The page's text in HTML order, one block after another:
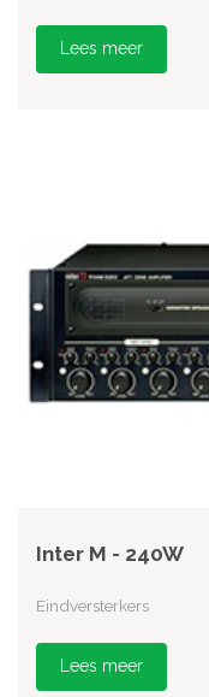
Lees meer
Inter M - 240W
Eindversterkers
Lees meer